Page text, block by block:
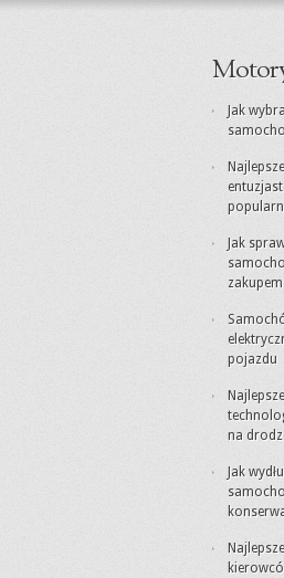
Jak
Jak
zakupem
pojazdu
na
Jak